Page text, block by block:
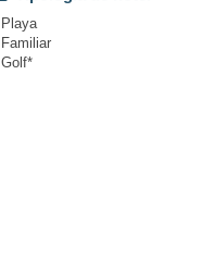
Playa
Familiar
Golf*